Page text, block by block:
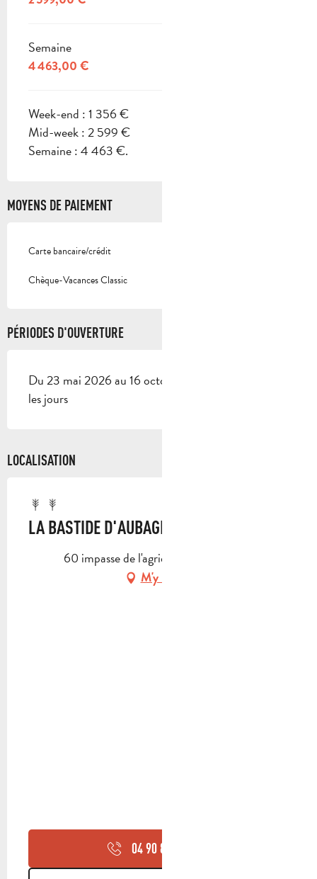
Semaine
4 463,00 €
Week-end : 1 356 €
Mid-week : 2 599 €
Semaine : 4 463 €.
MOYENS DE PAIEMENT
Carte bancaire/crédit
Chèque-Vacances Classic
PÉRIODES D'OUVERTURE
Du 23 mai 2026 au 16 octobre 2026 - Ouvert tous
les jours
LOCALISATION
LA BASTIDE D'AUBAGNE
60 impasse de l'agrié, 13400 Aubagne
M'y rendre
04 90 85 45